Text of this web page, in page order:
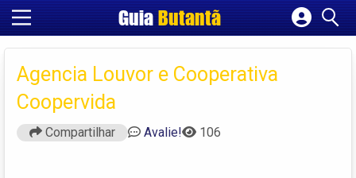
GuiaButantã
Cadastrar empresa
Criar conta
Agencia Louvor e Cooperativa
Coopervida
Compartilhar Avalie! 106